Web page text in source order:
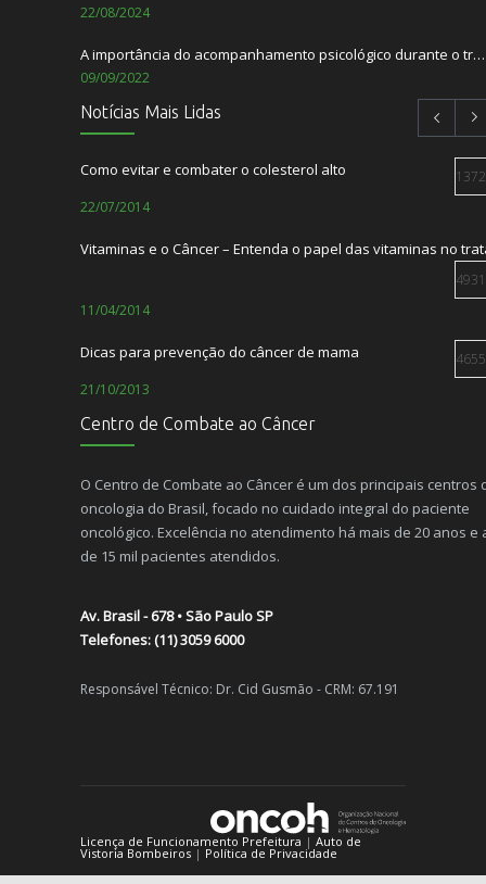
22/08/2024
A importância do acompanhamento psicológico durante o tratamento do câncer.
09/09/2022
Setembro Amarelo – Mês de Prevenção ao Suicídio
31/05/2022
Centro de Combate ao Câncer e Laços Saúde lançam a Lacon
Notícias Mais Lidas
Como evitar e combater o colesterol alto
22/07/2014
Vitaminas e o Câncer – Entenda o papel das vitaminas no
11/04/2014
Dicas para prevenção do câncer de mama
21/10/2013
O paciente com câncer não precisa sentir dor
O Câncer é hereditário?
10/12/2014
13/07/2015
Centro de Combate ao Câncer
O Centro de Combate ao Câncer é um dos principais centros
oncologia do Brasil, focado no cuidado integral do paciente
oncológico. Excelência no atendimento há mais de 20 anos e
de 15 mil pacientes atendidos.
Av. Brasil - 678 • São Paulo SP
Telefones: (11) 3059 6000
Responsável Técnico: Dr. Cid Gusmão - CRM: 67.191
Licença de Funcionamento Prefeitura | Auto de
Vistoria Bombeiros | Política de Privacidade